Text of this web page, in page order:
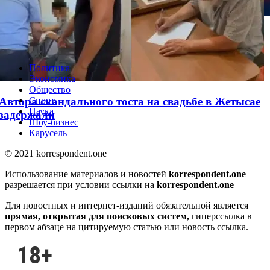
решил одну из самых раздражающих
скандального тоста на свадьбе в Жетысае
Политика
Экономика
Общество
Спорт
Наука
Шоу-бизнес
Карусель
© 2021 korrespondent.one
Использование материалов и новостей korrespondent.one
разрешается при условии ссылки на korrespondent.one
Для новостных и интернет-изданий обязательной является
прямая, открытая для поисковых систем, гиперссылка в
первом абзаце на цитируемую статью или новость ссылка.